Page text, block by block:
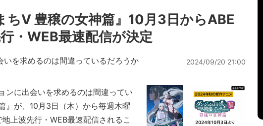
ちV 豊穣の女神篇』10月3日からABE
・WEB最速配信が決定
いを求めるのは間違っているだろうか 2024/09/20 21:00
ンに出会いを求めるのは間違ってい
』が、10月3日（木）から毎週木曜
上波先行・WEB最速配信されるこ